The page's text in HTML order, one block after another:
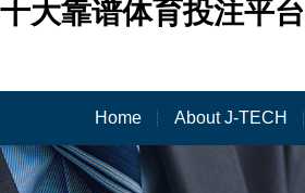
十大靠谱体育投注平台
Home About J-TECH